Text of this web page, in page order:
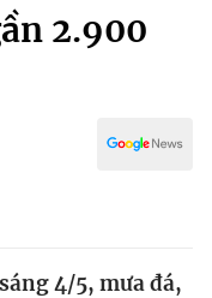
2.900
4/5, mưa đá,